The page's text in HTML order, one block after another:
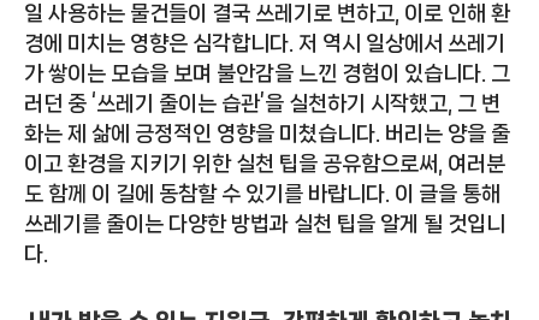
일 사용하는 물건들이 결국 쓰레기로 변하고, 이로 인해 환
경에 미치는 영향은 심각합니다. 저 역시 일상에서 쓰레기
가 쌓이는 모습을 보며 불안감을 느낀 경험이 있습니다. 그
러던 중 ‘쓰레기 줄이는 습관’을 실천하기 시작했고, 그 변
화는 제 삶에 긍정적인 영향을 미쳤습니다. 버리는 양을 줄
이고 환경을 지키기 위한 실천 팁을 공유함으로써, 여러분
도 함께 이 길에 동참할 수 있기를 바랍니다. 이 글을 통해
쓰레기를 줄이는 다양한 방법과 실천 팁을 알게 될 것입니
다.